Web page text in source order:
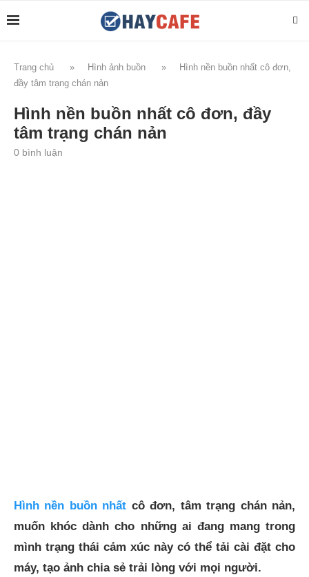
Trang chủ » Hình ảnh buồn »
Hình nền buồn nhất cô đơn,
đầy tâm trạng chán nản
Hình nền buồn nhất cô đơn, đầy
tâm trạng chán nản
0 bình luận
Hình nền buồn nhất cô đơn, tâm trạng chán nản,
muốn khóc dành cho những ai đang mang trong
mình trạng thái cảm xúc này có thể tải cài đặt cho
máy, tạo ảnh chia sẻ trải lòng với mọi người.